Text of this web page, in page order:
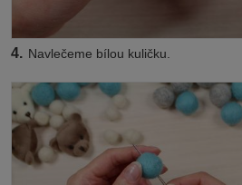
4. Navlečeme bílou kuličku.